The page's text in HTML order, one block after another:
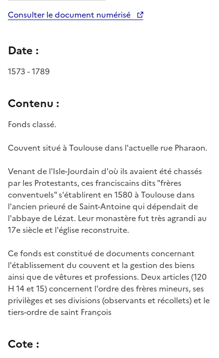
Consulter le document numérisé
Date :
1573 - 1789
Contenu :
Fonds classé.
Couvent situé à Toulouse dans l'actuelle rue Pharaon.
Venant de l'Isle-Jourdain d'où ils avaient été chassés
par les Protestants, ces franciscains dits "frères
conventuels" s'établirent en 1580 à Toulouse dans
l'ancien prieuré de Saint-Antoine qui dépendait de
l'abbaye de Lézat. Leur monastère fut très agrandi au
17e siècle et l'église reconstruite.
Ce fonds est constitué de documents concernant
l'établissement du couvent et la gestion des biens
ainsi que de vêtures et professions. Deux articles (120
H 14 et 15) concernent l'ordre des frères mineurs, ses
privilèges et ses divisions (observants et récollets) et le
tiers-ordre de saint François
Cote :